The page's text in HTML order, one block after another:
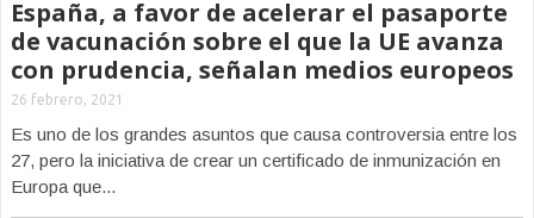
España, a favor de acelerar el pasaporte
de vacunación sobre el que la UE avanza
con prudencia, señalan medios europeos
26 febrero, 2021
Es uno de los grandes asuntos que causa controversia entre los
27, pero la iniciativa de crear un certificado de inmunización en
Europa que...